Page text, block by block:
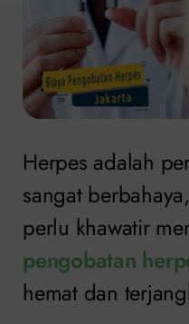
Herpes adalah
sangat
perlu khawatir
pengobatan
hemat dan